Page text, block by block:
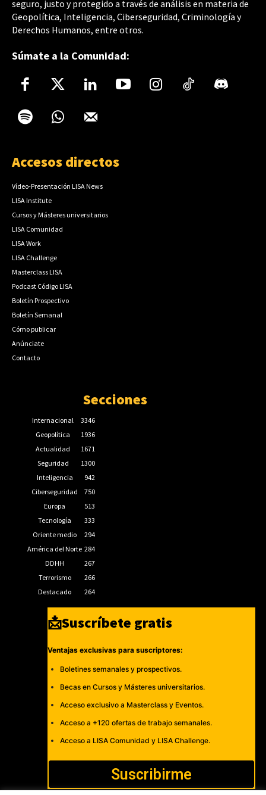
seguro, justo y protegido a través de análisis en materia de
Geopolítica, Inteligencia, Ciberseguridad, Criminología y
Derechos Humanos, entre otros.
Súmate a la Comunidad:
Accesos directos
Vídeo-Presentación LISA News
LISA Institute
Cursos y Másteres universitarios
LISA Comunidad
LISA Work
LISA Challenge
Masterclass LISA
Podcast Código LISA
Boletín Prospectivo
Boletín Semanal
Cómo publicar
Anúnciate
Contacto
Secciones
Internacional
3346
Geopolítica
1936
Actualidad
1671
Seguridad
1300
Inteligencia
942
Ciberseguridad
750
Europa
513
Tecnología
333
Oriente medio
294
América del Norte 284
DDHH
267
Terrorismo
266
Destacado
264
📩Suscríbete gratis
Ventajas exclusivas para suscriptores:
Boletines semanales y prospectivos.
Becas en Cursos y Másteres universitarios.
Acceso exclusivo a Masterclass y Eventos.
Acceso a +120 ofertas de trabajo semanales.
Acceso a LISA Comunidad y LISA Challenge.
Suscribirme